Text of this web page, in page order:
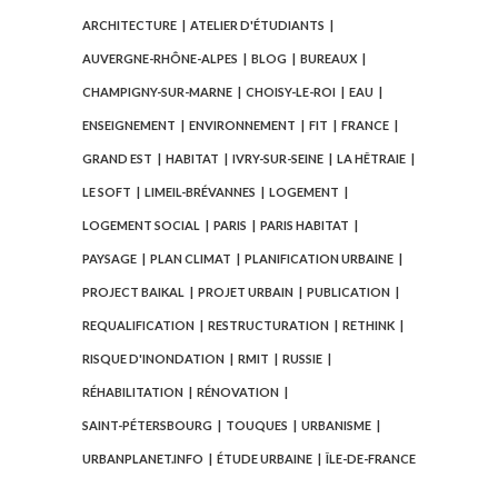
ARCHITECTURE ATELIER D'ÉTUDIANTS
AUVERGNE-RHÔNE-ALPES BLOG BUREAUX
CHAMPIGNY-SUR-MARNE CHOISY-LE-ROI EAU
ENSEIGNEMENT ENVIRONNEMENT FIT FRANCE
GRAND EST HABITAT IVRY-SUR-SEINE LA HÊTRAIE
LE SOFT LIMEIL-BRÉVANNES LOGEMENT
LOGEMENT SOCIAL PARIS PARIS HABITAT
PAYSAGE PLAN CLIMAT PLANIFICATION URBAINE
PROJECT BAIKAL PROJET URBAIN PUBLICATION
REQUALIFICATION RESTRUCTURATION RETHINK
RISQUE D'INONDATION RMIT RUSSIE
RÉHABILITATION RÉNOVATION
SAINT-PÉTERSBOURG TOUQUES URBANISME
URBANPLANET.INFO ÉTUDE URBAINE ÎLE-DE-FRANCE